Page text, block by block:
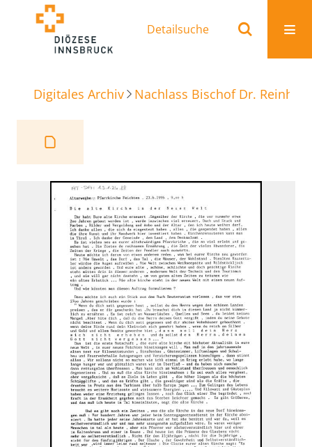
Detailsuche
Digitales Archiv Nachlass Bischof Dr.